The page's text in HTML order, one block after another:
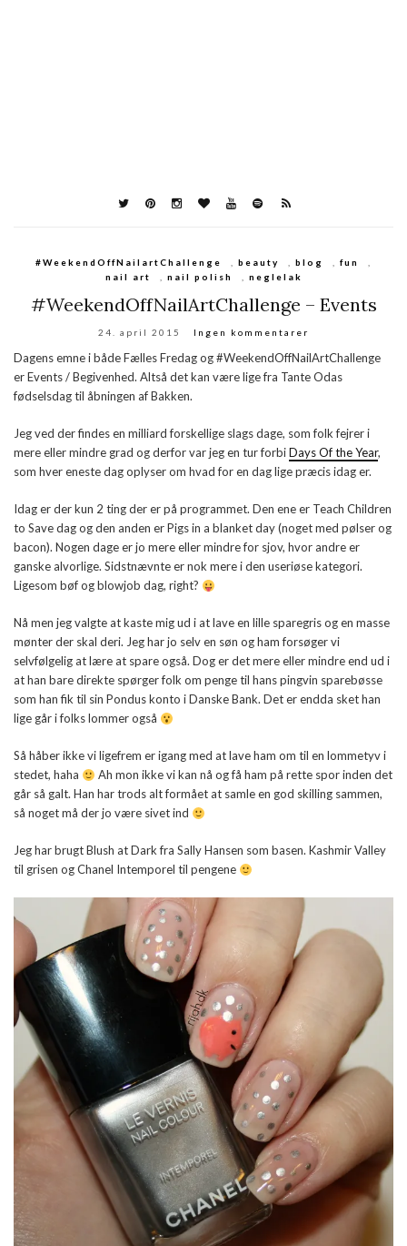
#WeekendOffNailartChallenge , beauty , blog , fun
,
nail art
, nail polish , neglelak
#WeekendOffNailArtChallenge – Events
24. april 2015 Ingen kommentarer
Dagens emne i både Fælles Fredag og #WeekendOffNailArtChallenge
er Events / Begivenhed. Altså det kan være lige fra Tante Odas
fødselsdag til åbningen af Bakken.
Jeg ved der findes en milliard forskellige slags dage, som folk fejrer i
mere eller mindre grad og derfor var jeg en tur forbiDays Of the Year,
som hver eneste dag oplyser om hvad for en dag lige præcis idag er.
Idag er der kun 2 ting der er på programmet. Den ene er Teach Children
to Save dag og den anden er Pigs in a blanket day (noget med pølser og
bacon). Nogen dage er jo mere eller mindre for sjov, hvor andre er
ganske alvorlige. Sidstnævnte er nok mere i den useriøse kategori.
Ligesom bøf og blowjob dag, right?
Nå men jeg valgte at kaste mig ud i at lave en lille sparegris og en masse
mønter der skal deri. Jeg har jo selv en søn og ham forsøger vi
selvfølgelig at lære at spare også. Dog er det mere eller mindre end ud i
at han bare direkte spørger folk om penge til hans pingvin sparebøsse
som han fik til sin Pondus konto i Danske Bank. Det er endda sket han
lige går i folks lommer også
Så håber ikke vi ligefrem er igang med at lave ham om til en lommetyv i
stedet, haha
Ah mon ikke vi kan nå og få ham på rette spor inden det
går så galt. Han har trods alt formået at samle en god skilling sammen,
så noget må der jo være sivet ind
Jeg har brugt Blush at Dark fra Sally Hansen som basen. Kashmir Valley
til grisen og Chanel Intemporel til pengene